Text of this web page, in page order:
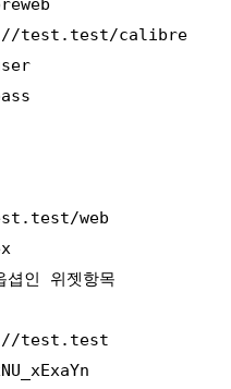
test.test/calibre
web
인 위젯항목
test.test